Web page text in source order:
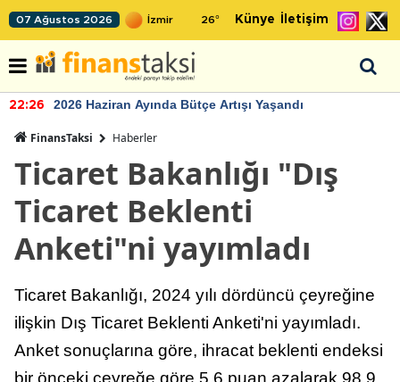
07 Ağustos 2026 26° Künye İletişim
22:26 2026 Haziran Ayında Bütçe Artışı Yaşandı
FinansTaksi Haberler
Ticaret Bakanlığı "Dış
Ticaret Beklenti
Anketi"ni yayımladı
Ticaret Bakanlığı, 2024 yılı dördüncü çeyreğine
ilişkin Dış Ticaret Beklenti Anketi'ni yayımladı.
Anket sonuçlarına göre, ihracat beklenti endeksi
bir önceki çeyreğe göre 5,6 puan azalarak 98,9